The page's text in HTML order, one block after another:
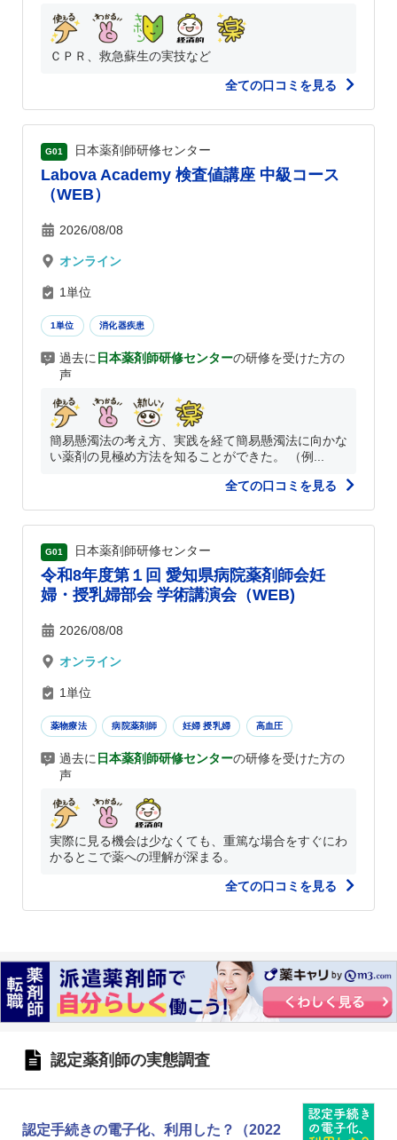
ＣＰＲ、救急蘇生の実技など
全ての口コミを見る
G01 日本薬剤師研修センター
Labova Academy 検査値講座 中級コース
（WEB）
2026/08/08
オンライン
1単位
1単位 消化器疾患
過去に 日本薬剤師研修センターの研修を受けた方の
声
簡易懸濁法の考え方、実践を経て簡易懸濁法に向かな
い薬剤の見極め方法を知ることができた。 （例...
全ての口コミを見る
G01 日本薬剤師研修センター
令和8年度第１回 愛知県病院薬剤師会妊
婦・授乳婦部会 学術講演会（WEB)
2026/08/08
オンライン
1単位
薬物療法 病院薬剤師 妊婦 授乳婦 高血圧
過去に 日本薬剤師研修センターの研修を受けた方の
声
実際に見る機会は少なくても、重篤な場合をすぐにわ
かるとこで薬への理解が深まる。
全ての口コミを見る
認定薬剤師の実態調査
認定手続きの電子化、利用した？（2022